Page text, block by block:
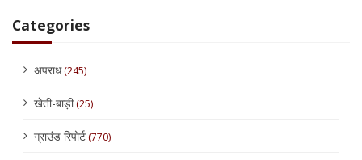
Categories
अपराध(245)
खेती-बाड़ी(25)
ग्राउंड रिपोर्ट(770)